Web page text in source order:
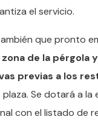
el servicio.
que pronto
de la pérgola
previas a los
Se dotará a la
con el listado de